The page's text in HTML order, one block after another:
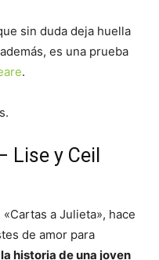
sin duda deja huella
es una prueba
.
Lise y Ceil
a Julieta», hace
de amor para
historia de una joven